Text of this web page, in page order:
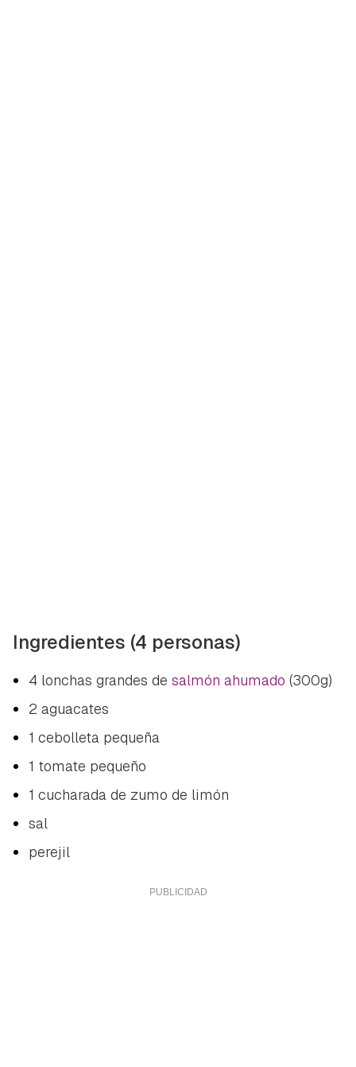
Ingredientes (4 personas)
4 lonchas grandes de salmón ahumado (300g)
2 aguacates
1 cebolleta pequeña
1 tomate pequeño
1 cucharada de zumo de limón
sal
perejil